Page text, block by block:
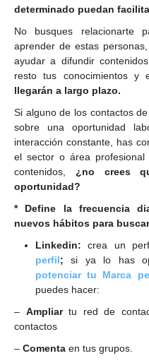
determinado puedan
No busques relacionarte
aprender de estas
ayudar a difundir
resto tus conocimientos y
llegarán a largo plazo.
Si alguno de los contactos
sobre una oportunidad
interacción constante, has
el sector o área
contenidos, ¿no crees
oportunidad?
* Define la frecuencia
nuevos hábitos para
Linkedin:crea un
perfil;si ya lo has
potenciar tu Marca
puedes hacer:
– Ampliartu red de
contactos
– Comenta en tus grupos.